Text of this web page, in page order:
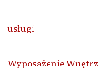
usługi
Wyposażenie Wnętrz